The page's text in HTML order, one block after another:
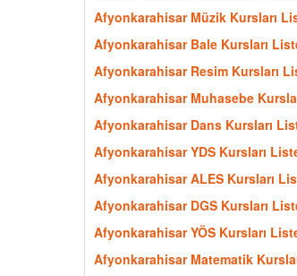
Afyonkarahisar Müzik Kursları
Afyonkarahisar Bale Kursları
Afyonkarahisar Resim Kursları
Afyonkarahisar Muhasebe
Afyonkarahisar Dans Kursları
Afyonkarahisar YDS Kursları
Afyonkarahisar ALES Kursları
Afyonkarahisar DGS Kursları
Afyonkarahisar YÖS Kursları
Afyonkarahisar Matematik